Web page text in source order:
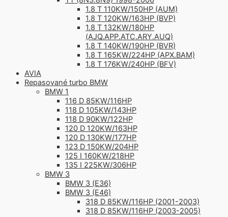
1.8 T 110KW/150HP (AUM)
1.8 T 120KW/163HP (BVP)
1.8 T 132KW/180HP
(AJQ.APP.ATC.ARY.AUQ)
1.8 T 140KW/190HP (BVR)
1.8 T 165KW/224HP (APX.BAM)
1.8 T 176KW/240HP (BFV)
AVIA
Repasované turbo BMW
BMW 1
116 D 85KW/116HP
118 D 105KW/143HP
118 D 90KW/122HP
120 D 120KW/163HP
120 D 130KW/177HP
123 D 150KW/204HP
125 I 160KW/218HP
135 I 225KW/306HP
BMW 3
BMW 3 (E36)
BMW 3 (E46)
318 D 85KW/116HP (2001-2003)
318 D 85KW/116HP (2003-2005)